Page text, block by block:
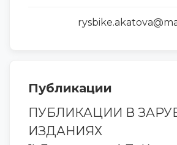
Публикации
ПУБЛИКАЦИИ В
ИЗДАНИЯХ